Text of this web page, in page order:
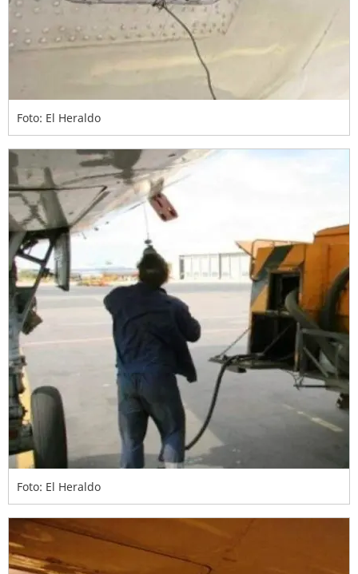
Foto: El Heraldo
Foto: El Heraldo